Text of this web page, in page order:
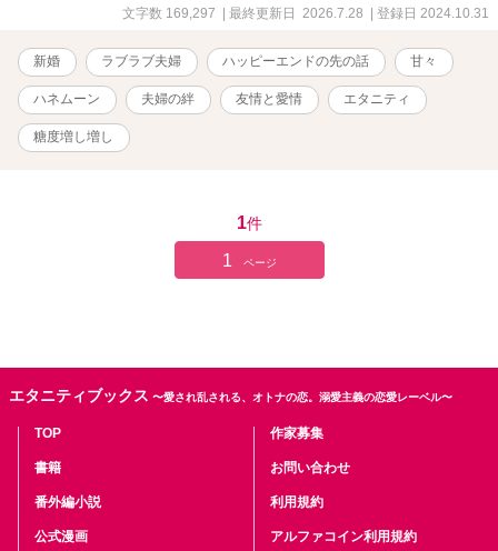
らった彼女はそう決意した。 結婚披露パーティーが終わり、二人は
島方面。 彼女たちはそこで、一年前に出張で訊ねた神戸支社の川元
支社長と再会。 旅先では仕事のことを忘れ、毎日イチャイチャする
二人なのだった……。 ※※エッチなシーンが登場するエピソードに
は「♡」マークをつけてます。※※
文字数 169,297 | 最終更新日 2026.7.28 | 登録日 2024.10.31
新婚 ラブラブ夫婦 ハッピーエンドの先の話 甘々
ハネムーン 夫婦の絆 友情と愛情 エタニティ
糖度増し増し
1件
1 ページ
エタニティブックス 〜愛され乱される、オトナの恋。溺愛主義の恋愛レーベル〜
TOP
書籍
番外編小説
公式漫画
作家募集
お問い合わせ
利用規約
アルファコイン利用規約